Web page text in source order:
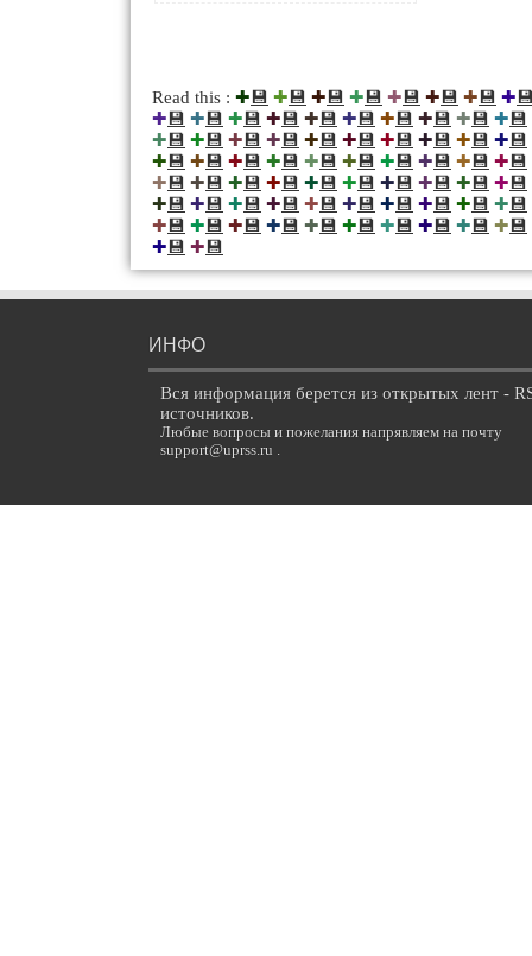
Read this : ✚💾 ✚💾 ✚💾 ✚💾 ✚💾 ✚💾 ✚💾 ✚
✚💾 ✚💾 ✚💾 ✚💾 ✚💾 ✚💾 ✚💾 ✚💾 ✚💾 ✚💾
✚💾 ✚💾 ✚💾 ✚💾 ✚💾 ✚💾 ✚💾 ✚💾 ✚💾 ✚💾
✚💾 ✚💾 ✚💾 ✚💾 ✚💾 ✚💾 ✚💾 ✚💾 ✚💾 ✚💾
✚💾 ✚💾 ✚💾 ✚💾 ✚💾 ✚💾 ✚💾 ✚💾 ✚💾 ✚💾
✚💾 ✚💾 ✚💾 ✚💾 ✚💾 ✚💾 ✚💾 ✚💾 ✚💾 ✚💾
✚💾 ✚💾 ✚💾 ✚💾 ✚💾 ✚💾 ✚💾 ✚💾 ✚💾 ✚💾
✚💾 ✚💾
ИНФО
Вся информация берется из открытых лент -
источников.
Любые вопросы и пожелания напрявляем на почту
support@uprss.ru .